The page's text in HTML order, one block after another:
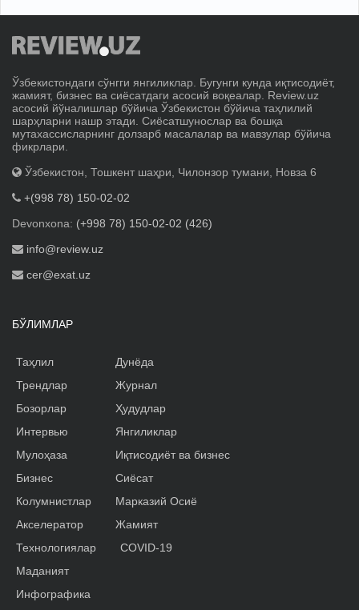
Ўзбекистондаги сўнгги янгиликлар. Бугунги кунда иқтисодиёт,
жамият, бизнес ва сиёсатдаги асосий воқеалар. Review.uz
асосий йўналишлар бўйича Ўзбекистон бўйича таҳлилий
шарҳларни нашр этади. Сиёсатшунослар ва бошқа
мутахассисларнинг долзарб масалалар ва мавзулар бўйича
фикрлари.
Ўзбекистон, Тошкент шаҳри, Чилонзор тумани, Новза 6
+(998 78) 150-02-02
Devonxona: (+998 78) 150-02-02 (426)
info@review.uz
cer@exat.uz
БЎЛИМЛАР
Таҳлил
Трендлар
Бозорлар
Интервью
Мулоҳаза
Бизнес
Колумнистлар
Акселератор
Дунёда
Журнал
Ҳудудлар
Янгиликлар
Иқтисодиёт ва бизнес
Сиёсат
Марказий Осиё
Жамият
Технологиялар
Маданият
Инфографика
COVID-19